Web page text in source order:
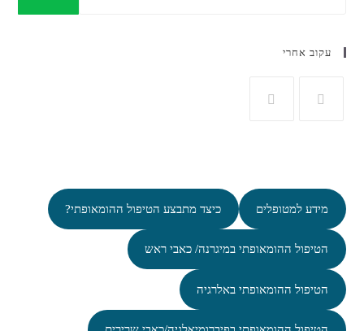
עקוב אחרי
מידע למטופלים כיצד מתבצע הטיפול ההומאופתי?
הטיפול ההומאופתי במיגרנה/ כאבי ראש
הטיפול ההומאופתי באלרגיה